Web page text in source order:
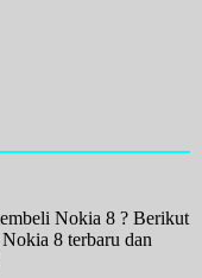
Nokia 8 ? Berikut
8 terbaru dan